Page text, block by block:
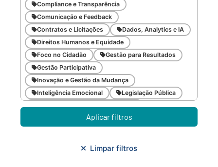
Compliance e Transparência
Comunicação e Feedback
Contratos e Licitações
Dados, Analytics e IA
Direitos Humanos e Equidade
Foco no Cidadão
Gestão para Resultados
Gestão Participativa
Inovação e Gestão da Mudança
Inteligência Emocional
Legislação Pública
Meio Ambiente e Sustentabilidade
Metodologias Ágeis
Orçamento e Finanças
Planejamento Urbano/Mobilidade
Aplicar filtros
Limpar filtros